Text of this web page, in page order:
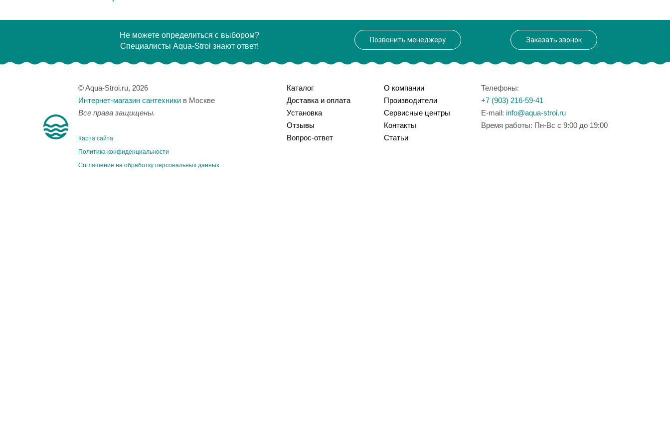
Не можете определиться с выбором?
Специалисты Aqua-Stroi знают ответ!
Позвонить менеджеру Заказать звонок
© Aqua-Stroi.ru, 2026
Интернет-магазин сантехники в Москве
Все права защищены.
Карта сайта
Политика конфиденциальности
Соглашение на обработку персональных данных
Каталог
Доставка и оплата
Установка
Отзывы
Вопрос-ответ
О компании
Производители
Сервисные центры
Контакты
Статьи
Телефоны:
+7 (903) 216-59-41
E-mail: info@aqua-stroi.ru
Время работы: Пн-Вс с 9:00 до 19:00